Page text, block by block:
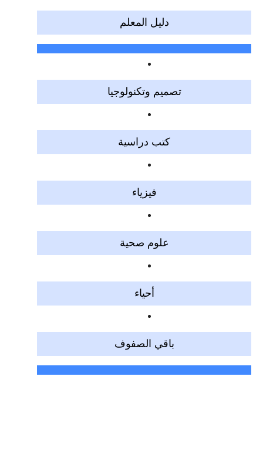
دليل المعلم
تصميم وتكنولوجيا
كتب دراسية
فيزياء
علوم صحية
أحياء
باقي الصفوف